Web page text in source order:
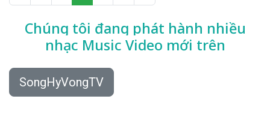
Chúng tôi đang phát hành nhiều
nhạc Music Video mới trên
SongHyVongTV